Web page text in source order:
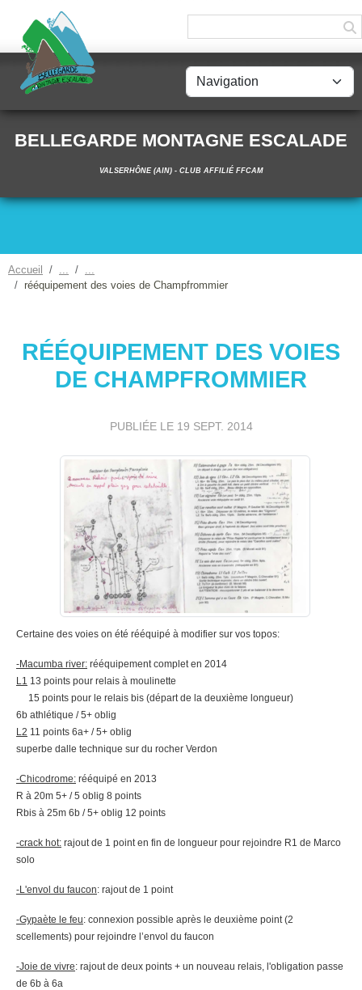
BELLEGARDE MONTAGNE ESCALADE
VALSERHÔNE (AIN) - CLUB AFFILIÉ FFCAM
Accueil
rééquipement des voies de Champfrommier
RÉÉQUIPEMENT DES VOIES
DE CHAMPFROMMIER
PUBLIÉE LE 19 SEPT. 2014
Certaine des voies on été rééquipé à modifier sur vos topos:
-Macumba river: rééquipement complet en 2014
L1 13 points pour relais à moulinette
15 points pour le relais bis (départ de la deuxième longueur)
6b athlétique / 5+ oblig
L2 11 points 6a+ / 5+ oblig
superbe dalle technique sur du rocher Verdon
-Chicodrome: rééquipé en 2013
R à 20m 5+ / 5 oblig 8 points
Rbis à 25m 6b / 5+ oblig 12 points
-crack hot: rajout de 1 point en fin de longueur pour rejoindre R1 de Marco
solo
-L'envol du faucon: rajout de 1 point
-Gypaète le feu: connexion possible après le deuxième point (2
scellements) pour rejoindre l’envol du faucon
-Joie de vivre: rajout de deux points + un nouveau relais, l'obligation passe
de 6b à 6a
Panneau de gestion des cookies